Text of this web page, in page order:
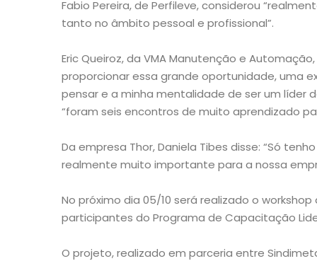
Fabio Pereira, de Perfileve, considerou
tanto no âmbito pessoal e profissional”.
Eric Queiroz, da VMA Manutenção e
proporcionar essa grande oportunidade, uma
pensar e a minha mentalidade de ser um líder
“foram seis encontros de muito aprendizado
Da empresa Thor, Daniela Tibes disse: “Só
realmente muito importante para a nossa
No próximo dia 05/10 será realizado o
participantes do Programa de Capacitação
O projeto, realizado em parceria entre